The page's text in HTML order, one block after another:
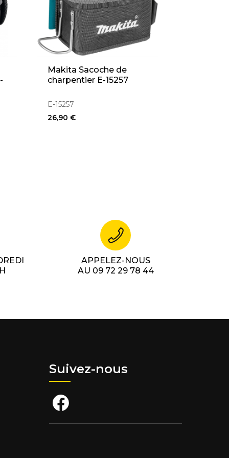
Makita Sacoche de
charpentier E-15257
E-15257
26,90 €
APPELEZ-NOUS
AU 09 72 29 78 44
Suivez-nous